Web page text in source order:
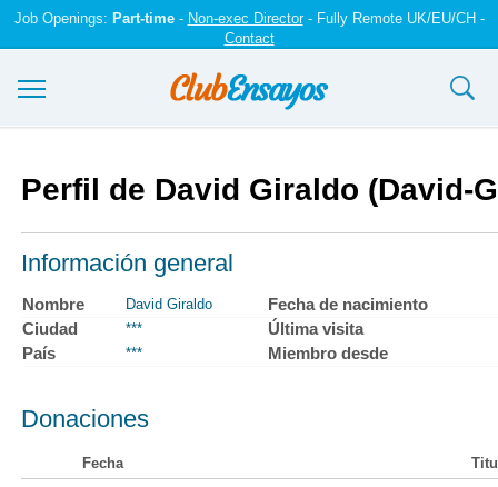
Job Openings: Part-time- Non-exec Director- Fully Remote UK/EU/CH -
Contact
Registrarse
Iniciar sesión
Contáctenos
Perfil de David Giraldo (David-
Información general
Nombre David Giraldo
Fecha de nacimiento
Ciudad
***
Última visita
País
*** Miembro desde
Donaciones
Fecha